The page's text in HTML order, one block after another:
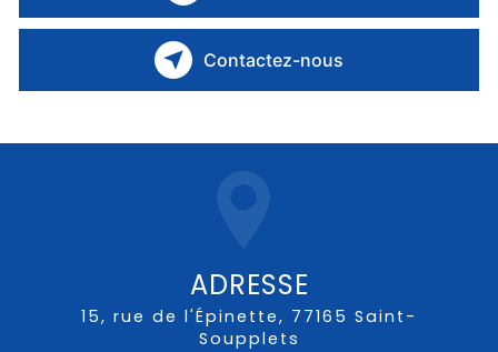
Contactez-nous
ADRESSE
15, rue de l'Épinette, 77165 Saint-
Soupplets